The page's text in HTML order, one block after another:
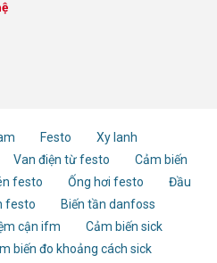
Festo
Xy lanh
Van điện từ festo
Cảm biến
festo Ống hơi festo
Đầu
festo
Biến tần danfoss
cận ifm
Cảm biến sick
biến đo khoảng cách sick